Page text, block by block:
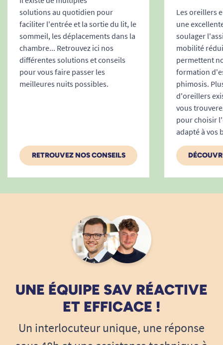
recommander. Annie RIVORY
A. Anonymous
solutions au quotidien pour
faciliter l'entrée et la sortie du lit, le
sommeil, les déplacements dans la
chambre... Retrouvez ici nos
différentes solutions et conseils
pour vous faire passer les
meilleures nuits possibles.
RETROUVEZ NOS CONSEILS
Les oreillers
une
soulager
mobilité
permettent
formation
phimosis.
d'oreillers
vous
pour choisir
adapté à vos
UNE ÉQUIPE SAV RÉACTIVE
ET EFFICACE !
Un interlocuteur unique, une réponse